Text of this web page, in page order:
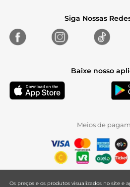
Siga Nossas
Baixe nosso
Meios de
Os preços e os produtos visualizados no site e